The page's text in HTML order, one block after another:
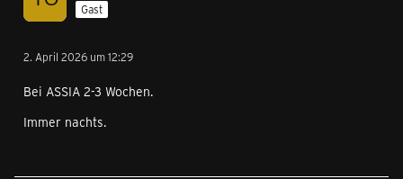
Gast
2. April 2026 um 12:29
Bei ASSIA 2-3 Wochen.
Immer nachts.